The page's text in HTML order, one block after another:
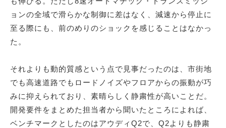
ョンの全域で滑らかな制御に差はなく、減速から停止に
至る際にも、前のめりのショックを感じることはなかっ
た。
それよりも動的質感という点で見事だったのは、市街地
でも高速道路でもロードノイズやフロアからの振動が巧
みに抑えられており、素晴らしく静粛性が高いことだ。
開発要件をまとめた担当者から聞いたところによれば、
ベンチマークとしたのはアウディQ2で、Q2よりも静粛